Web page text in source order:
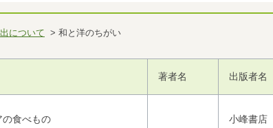
について 和と洋のちがい
著者名 出版者名
の食べもの 小峰書店